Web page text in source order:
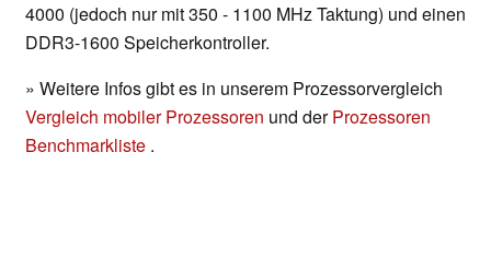
4000 (jedoch nur mit 350 - 1100 MHz Taktung) und einen
DDR3-1600 Speicherkontroller.
» Weitere Infos gibt es in unserem Prozessorvergleich
Vergleich mobiler Prozessoren und derProzessoren
Benchmarkliste .